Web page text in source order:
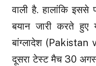
वाली है. हालांकि इससे
बयान जारी करते हुए
बांग्लादेश
दूसरा टेस्ट मैच 30